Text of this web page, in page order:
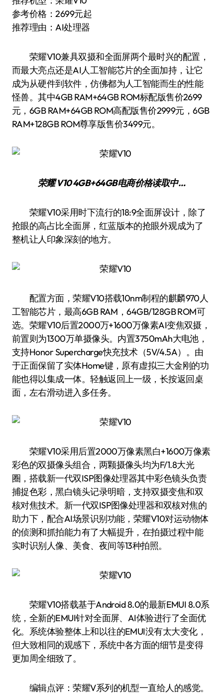
参考价格：2699元起
推荐理由：AI处理器
荣耀V10兼具双摄和全面屏两个最时兴的配置，
而最大亮点还是AI人工智能芯片的全面加持，让它
成为从硬件到软件，仿佛都为人工智能而生的性能
怪兽。其中4GB RAM+64GB ROM标配版售价2699
元，6GB RAM+64GB ROM高配版售价2999元，6GB
RAM+128GB ROM尊享版售价3499元。
荣耀 V10 4GB+64GB电商价格读取中…
荣耀V10采用时下流行的18:9全面屏设计，除了
抢眼的高占比全面屏，红蓝版本的抢眼外观成为了
整机让人印象深刻的地方。
配置方面，荣耀V10搭载10nm制程的麒麟970人
工智能芯片，最高6GB RAM，64GB/128GB ROM可
选。荣耀V10后置2000万+1600万像素AI变焦双摄，
前置则为1300万单摄像头。内置3750mAh大电池，
支持Honor Supercharge快充技术（5V/4.5A）。由
于正面保留了实体Home键，原有虚拟三大金刚的功
能也得以集成一体。轻触返回上一级，长按返回桌
面，左右滑动进入多任务。
荣耀V10采用后置2000万像素黑白+1600万像素
彩色的双摄像头组合，两颗摄像头均为F/1.8大光
圈，搭载新一代双ISP图像处理器其中彩色镜头负责
捕捉色彩，黑白镜头记录明暗，支持双摄变焦和双
核对焦技术。新一代双ISP图像处理器和双核对焦的
助力下，配合AI场景识别功能，荣耀V10对运动物体
的侦测和抓拍能力有了大幅提升，在拍摄过程中能
实时识别人像、美食、夜间等13种拍照。
荣耀V10搭载基于Android 8.0的最新EMUI 8.0系
统，全新的EMUI针对全面屏、AI体验进行了全面优
化。系统体验整体上和以往的EMUI没有太大变化，
但大致相同的观感下，系统中各方面的细节是变得
更加周全细致了。
编辑点评：荣耀V系列的机型一直给人的感觉。